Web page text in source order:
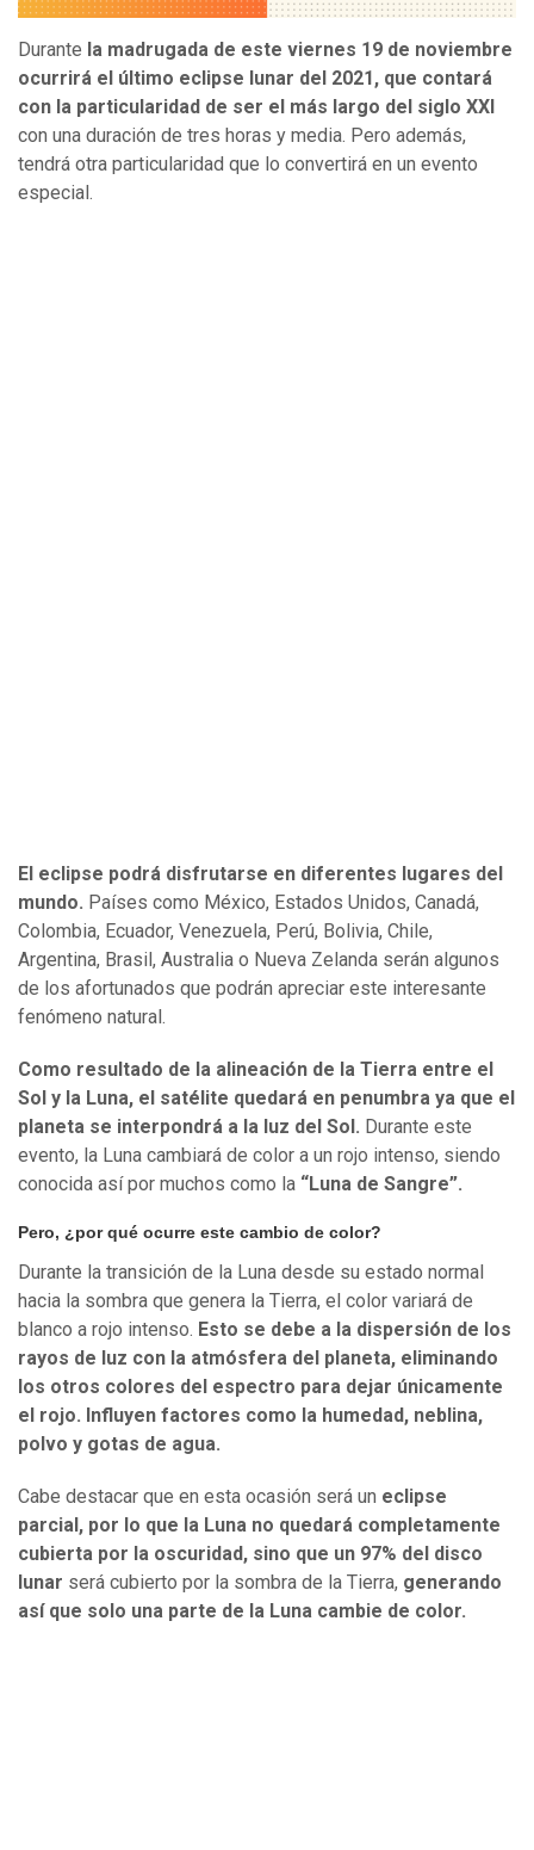
Durante la madrugada de este viernes 19 de noviembre
ocurrirá el último eclipse lunar del 2021, que contará
con la particularidad de ser el más largo del siglo XXI
con una duración de tres horas y media. Pero además,
tendrá otra particularidad que lo convertirá en un evento
especial.
El eclipse podrá disfrutarse en diferentes lugares del
mundo. Países como México, Estados Unidos, Canadá,
Colombia, Ecuador, Venezuela, Perú, Bolivia, Chile,
Argentina, Brasil, Australia o Nueva Zelanda serán algunos
de los afortunados que podrán apreciar este interesante
fenómeno natural.
Como resultado de la alineación de la Tierra entre el
Sol y la Luna, el satélite quedará en penumbra ya que el
planeta se interpondrá a la luz del Sol. Durante este
evento, la Luna cambiará de color a un rojo intenso, siendo
conocida así por muchos como la “Luna de Sangre”.
Pero, ¿por qué ocurre este cambio de color?
Durante la transición de la Luna desde su estado normal
hacia la sombra que genera la Tierra, el color variará de
blanco a rojo intenso. Esto se debe a la dispersión de los
rayos de luz con la atmósfera del planeta, eliminando
los otros colores del espectro para dejar únicamente
el rojo. Influyen factores como la humedad, neblina,
polvo y gotas de agua.
Cabe destacar que en esta ocasión será un eclipse
parcial, por lo que la Luna no quedará completamente
cubierta por la oscuridad, sino que un 97% del disco
lunar será cubierto por la sombra de la Tierra, generando
así que solo una parte de la Luna cambie de color.